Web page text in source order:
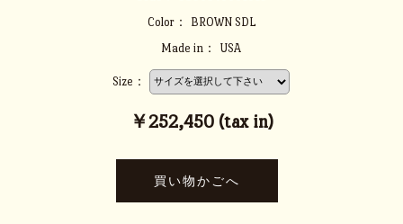
Color：
BROWN SDL
Made in：
USA
Size：
￥252,450 (tax in)